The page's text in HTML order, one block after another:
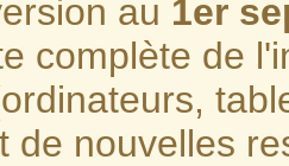
au 1er
complète de
de nouvelles